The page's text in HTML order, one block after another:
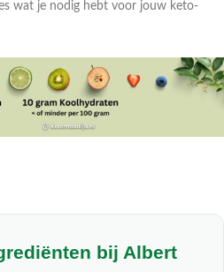
wat je nodig hebt voor jouw keto-
bij Albert